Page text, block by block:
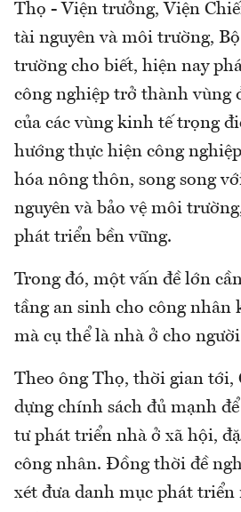
Thọ - Viện trưởng, Viện
tài nguyên và môi trường,
trường cho biết, hiện nay
công nghiệp trở thành vùng
của các vùng kinh tế trọng
hướng thực hiện công
hóa nông thôn, song song
nguyên và bảo vệ môi
phát triển bền vững.
Trong đó, một vấn đề lớn
tầng an sinh cho công nhân
mà cụ thể là nhà ở cho
Theo ông Thọ, thời gian tới,
dựng chính sách đủ mạnh
tư phát triển nhà ở xã hội,
công nhân. Đồng thời đề
xét đưa danh mục phát triển